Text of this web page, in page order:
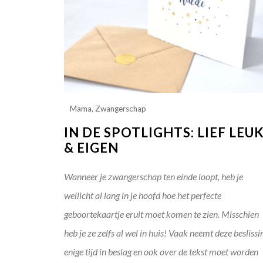
Mama,Zwangerschap
IN DE SPOTLIGHTS: LIEF
& EIGEN
Wanneer je zwangerschap ten einde loopt, heb je
wellicht al lang in je hoofd hoe het perfecte
geboortekaartje eruit moet komen te zien. Misschien
heb je ze zelfs al wel in huis! Vaak neemt deze
enige tijd in beslag en ook over de tekst moet worden